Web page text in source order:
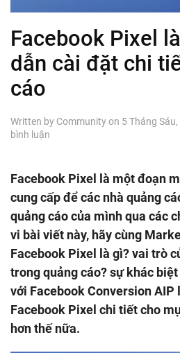
Facebook Pixel
dẫn cài đặt chi
cáo
Written by Communityon 5 Tháng
bình luận
gì?
Hướng
dẫn
đặt
chi
tiết
cho
quảng
cáo
Facebook Pixel là một đoạn
cung cấp để các nhà quảng
quảng cáo của mình qua các
vi bài viết này, hãy cùng
Facebook Pixel là gì? vai trò
trong quảng cáo? sự khác
với Facebook Conversion AIP
Facebook Pixel chi tiết cho
hơn thế nữa.